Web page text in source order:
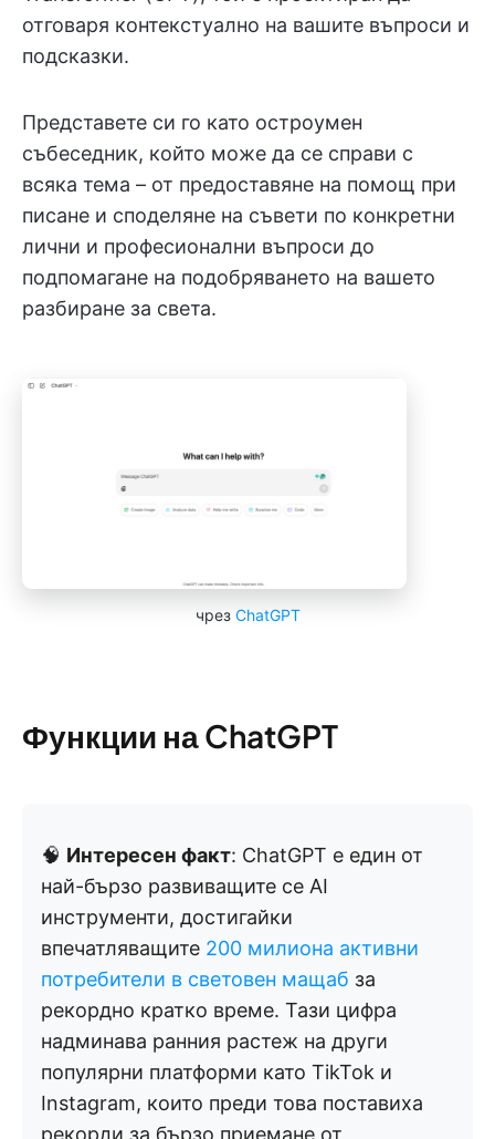
отговаря контекстуално на вашите въпроси и
подсказки.
Представете си го като остроумен
събеседник, който може да се справи с
всяка тема – от предоставяне на помощ при
писане и споделяне на съвети по конкретни
лични и професионални въпроси до
подпомагане на подобряването на вашето
разбиране за света.
чрез ChatGPT
Функции на ChatGPT
🧠 Интересен факт: ChatGPT е един от
най-бързо развиващите се AI
инструменти, достигайки
впечатляващите 200 милиона активни
потребители в световен мащаб за
рекордно кратко време. Тази цифра
надминава ранния растеж на други
популярни платформи като TikTok и
Instagram, които преди това поставиха
рекорди за бързо приемане от